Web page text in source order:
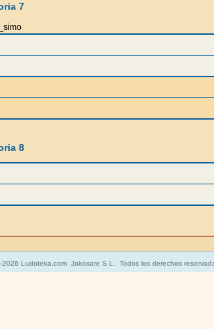
7
8
2026 Ludoteka.com Jokosare S.L. Todos los derechos